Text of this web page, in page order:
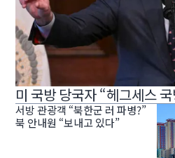
미 국방 당국자 “헤그세스
서방 관광객 “북한군 러 파병?”
북 안내원 “보내고 있다”